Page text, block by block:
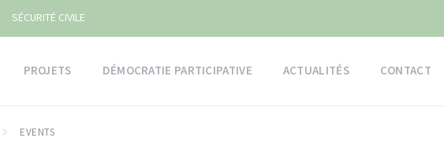
SÉCURITÉ CIVILE
PROJETS DÉMOCRATIE PARTICIPATIVE ACTUALITÉS CONTACT
EVENTS